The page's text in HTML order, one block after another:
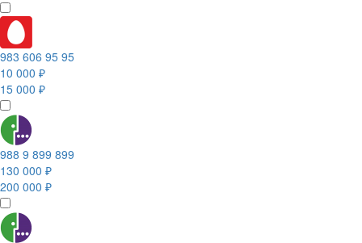
983 606 95 95
10 000 ₽
15 000 ₽
988 9 899 899
130 000 ₽
200 000 ₽